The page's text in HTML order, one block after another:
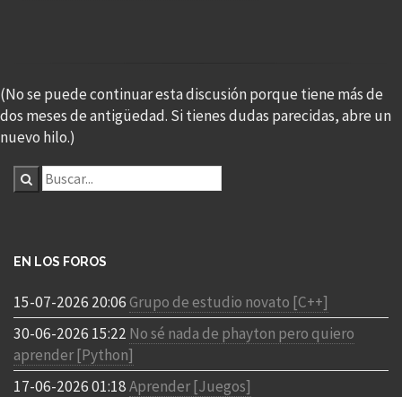
(No se puede continuar esta discusión porque tiene más de
dos meses de antigüedad. Si tienes dudas parecidas, abre un
nuevo hilo.)
EN LOS FOROS
15-07-2026 20:06Grupo de estudio novato [C++]
30-06-2026 15:22 No sé nada de phayton pero quiero
aprender [Python]
17-06-2026 01:18Aprender [Juegos]